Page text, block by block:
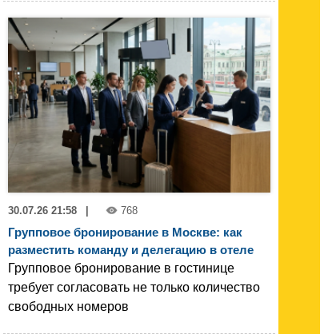
30.07.26 21:58 768
Групповое бронирование в Москве: как
разместить команду и делегацию в отеле
Групповое бронирование в гостинице
требует согласовать не только количество
свободных номеров